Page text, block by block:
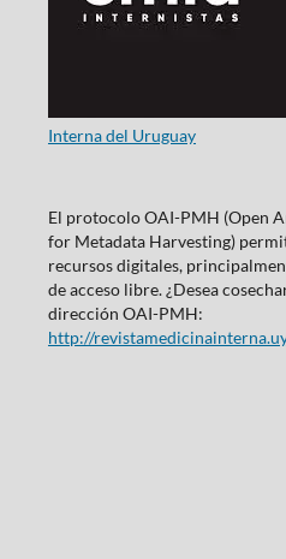
Interna del Uruguay
El protocolo OAI-PMH (Open
for Metadata Harvesting)
recursos digitales,
de acceso libre. ¿Desea
dirección OAI-PMH:
http://